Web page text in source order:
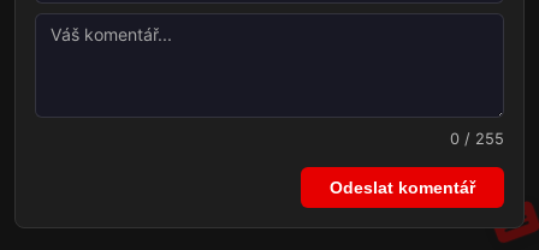
0 / 255
Odeslat komentář